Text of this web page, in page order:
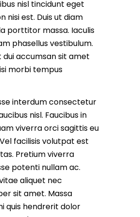
nisl tincidunt eget
nisi est. Duis ut diam
porttitor massa. Iaculis
phasellus vestibulum.
dui accumsan sit amet
morbi tempus
interdum consectetur
nisl. Faucibus in
viverra orci sagittis eu
facilisis volutpat est
Pretium viverra
potenti nullam ac.
aliquet nec
sit amet. Massa
quis hendrerit dolor